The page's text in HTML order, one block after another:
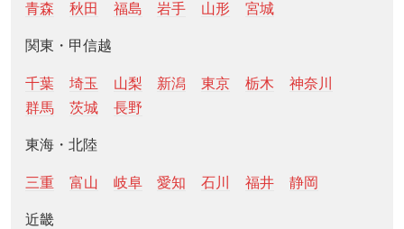
青森 秋田 福島 岩手 山形 宮城
関東・甲信越
千葉 埼玉 山梨 新潟 東京 栃木
神奈川
群馬
茨城 長野
東海・北陸
三重 富山 岐阜 愛知 石川 福井 静岡
近畿